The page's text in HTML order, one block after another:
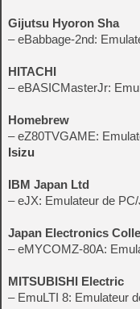
Gijutsu Hyoron Sha
– eBabbage-2nd:
HITACHI
– eBASICMasterJr:
Homebrew
– eZ80TVGAME:
Isizu
IBM Japan Ltd
– eJX: Emulateur de
Japan Electronics
– eMYCOMZ-80A:
MITSUBISHI Electric
– EmuLTI 8: Emulateur